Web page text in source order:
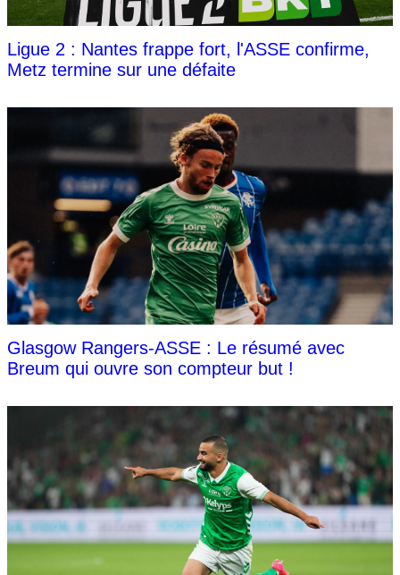
Ligue 2 : Nantes frappe fort, l'ASSE confirme,
Metz termine sur une défaite
Glasgow Rangers-ASSE : Le résumé avec
Breum qui ouvre son compteur but !